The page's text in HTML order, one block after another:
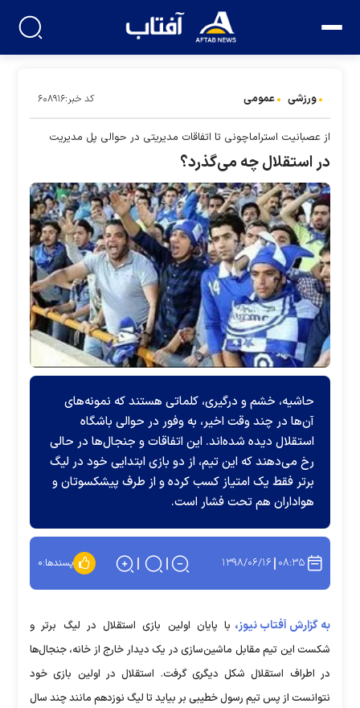
ورزشی عمومی کد خبر:۶۰۸۹۱۶
از عصبانیت استراماچونی تا اتفاقات مدیریتی در حوالی پل مدیریت
در استقلال چه می‌گذرد؟
حاشیه، خشم و درگیری، کلماتی هستند که نمونه‌های
آن‌ها در چند وقت اخیر، به‌ وفور در حوالی باشگاه
استقلال دیده‌ شده‌اند. این اتفاقات و جنجال‌ها در حالی
رخ می‌دهند که این تیم، از دو بازی ابتدایی خود در لیگ
برتر فقط یک امتیاز کسب کرده و از طرف پیشکسوتان و
هواداران هم تحت فشار است.
۰۸:۳۵ ۱۳۹۸/۰۶/۱۶ پسندها:۰
به گزارش آفتاب نیوز، با پایان اولین بازی استقلال در لیگ برتر و
شکست این تیم مقابل ماشین‌سازی در یک دیدار خارج از خانه، جنجال‌ها
در اطراف استقلال شکل‌ دیگری گرفت. استقلال در اولین بازی خود
نتوانست از پس تیم رسول خطیبی بر بیاید تا لیگ نوزدهم مانند چند سال